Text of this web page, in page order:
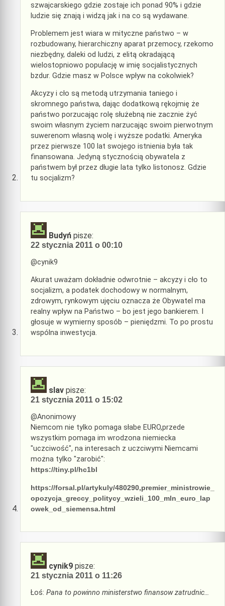
szwajcarskiego gdzie zostaje ich ponad 90% i gdzie
ludzie się znają i widzą jak i na co są wydawane.
Problemem jest wiara w mityczne państwo – w
rozbudowany, hierarchiczny aparat przemocy, rzekomo
niezbędny, daleki od ludzi, z elitą okradającą
wielostopniowo populację w imię socjalistycznych
bzdur. Gdzie masz w Polsce wpływ na cokolwiek?
Akcyzy i cło są metodą utrzymania taniego i
skromnego państwa, dając dodatkową rękojmię że
państwo porzucając rolę służebną nie zacznie żyć
swoim własnym życiem narzucając swoim pierwotnym
suwerenom własną wolę i wyższe podatki. Ameryka
przez pierwsze 100 lat swojego istnienia była tak
finansowana. Jedyną stycznością obywatela z
państwem był przez długie lata tylko listonosz. Gdzie
tu socjalizm?
Budyń pisze:
22 stycznia 2011 o 00:10
@cynik9
Akurat uważam dokładnie odwrotnie – akcyzy i cło to
socjalizm, a podatek dochodowy w normalnym,
zdrowym, rynkowym ujęciu oznacza że Obywatel ma
realny wpływ na Państwo – bo jest jego bankierem. I
głosuje w wymierny sposób – pieniędzmi. To po prostu
wspólna inwestycja.
slav pisze:
21 stycznia 2011 o 15:02
@Anonimowy
Niemcom nie tylko pomaga słabe EURO,przede
wszystkim pomaga im wrodzona niemiecka
"uczciwość", na interesach z uczciwymi Niemcami
można tylko "zarobić":
https://tiny.pl/hc1bl
https://forsal.pl/artykuly/480290,premier_ministrowie_
opozycja_greccy_politycy_wzieli_100_mln_euro_lap
owek_od_siemensa.html
cynik9 pisze:
21 stycznia 2011 o 11:26
Łoś: Pana to powinno ministerstwo finansow zatrudnic…